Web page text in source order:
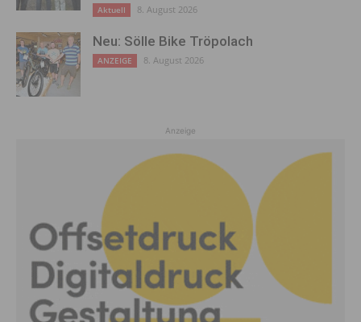
Aktuell 8. August 2026
Neu: Sölle Bike Tröpolach
ANZEIGE 8. August 2026
Anzeige